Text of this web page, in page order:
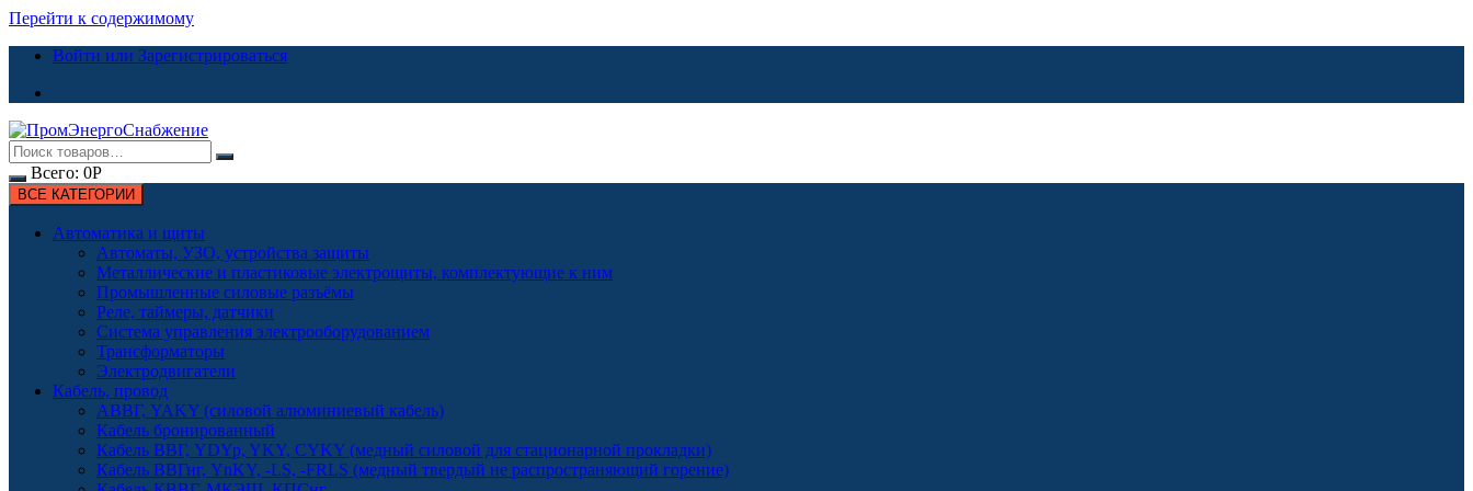
Перейти к содержимому
Войти или Зарегистрироваться
Всего: 0Р
ВСЕ КАТЕГОРИИ
Автоматика и щиты
Автоматы, УЗО, устройства защиты
Металлические и пластиковые электрощиты, комплектующие к ним
Промышленные силовые разъёмы
Реле, таймеры, датчики
Система управления электрооборудованием
Трансформаторы
Электродвигатели
Кабель, провод
АВВГ, YAKY (силовой алюминиевый кабель)
Кабель бронированный
Кабель ВВГ, YDYp, YKY, CYKY (медный силовой для стационарной прокладки)
Кабель ВВГнг, YnKY, -LS, -FRLS (медный твердый не распространяющий горение)